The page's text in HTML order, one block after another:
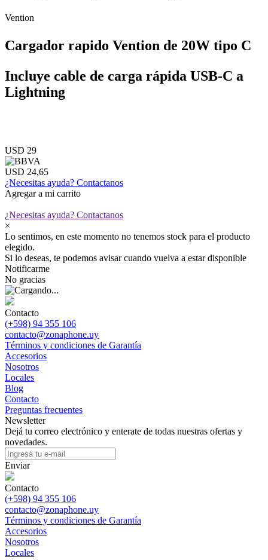
Vention
Cargador rapido Vention de 20W tipo C
Incluye cable de carga rápida USB-C a
Lightning
USD 29
USD 24,65
¿Necesitas ayuda? Contactanos
Agregar a mi carrito
¿Necesitas ayuda? Contactanos
×
Lo sentimos, en este momento no tenemos stock para el producto
elegido.
Si lo deseas, te podemos avisar cuando vuelva a estar disponible
Notificarme
No gracias
Contacto
(+598) 94 355 106
contacto@zonaphone.uy
Términos y condiciones de Garantía
Accesorios
Nosotros
Locales
Blog
Contacto
Preguntas frecuentes
Newsletter
Dejá tu correo electrónico y enterate de todas nuestras ofertas y
novedades.
Enviar
Contacto
(+598) 94 355 106
contacto@zonaphone.uy
Términos y condiciones de Garantía
Accesorios
Nosotros
Locales